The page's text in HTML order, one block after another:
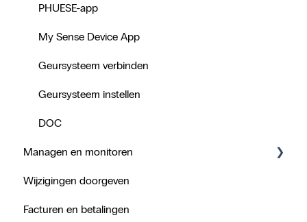
PHUESE-app
My Sense Device App
Geursysteem verbinden
Geursysteem instellen
DOC
Managen en monitoren
Geurcartridge verwisselen en monitoren
Geursysteem monitoren
Wijzigingen doorgeven
Facturen en betalingen